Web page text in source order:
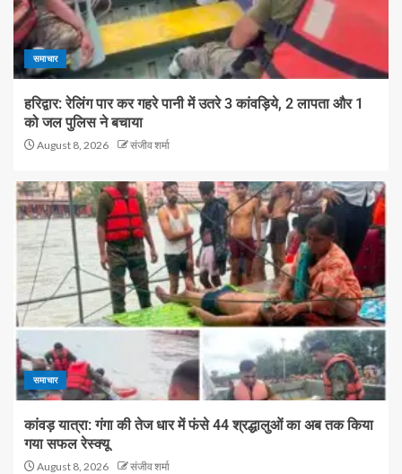
समाचार
हरिद्वार: रेलिंग पार कर गहरे पानी में उतरे 3 कांवड़िये, 2 लापता और 1
को जल पुलिस ने बचाया
August 8, 2026 संजीव शर्मा
समाचार
कांवड़ यात्रा: गंगा की तेज धार में फंसे 44 श्रद्धालुओं का अब तक किया
गया सफल रेस्क्यू
August 8, 2026 संजीव शर्मा